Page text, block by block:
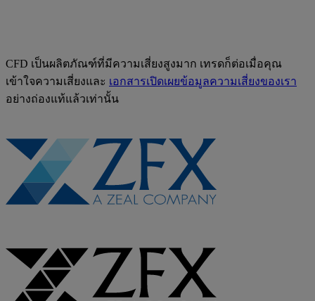
CFD เป็นผลิตภัณฑ์ที่มีความเสี่ยงสูงมาก เทรดก็ต่อเมื่อคุณ
เข้าใจความเสี่ยงและ เอกสารเปิดเผยข้อมูลความเสี่ยงของเรา
อย่างถ่องแท้แล้วเท่านั้น